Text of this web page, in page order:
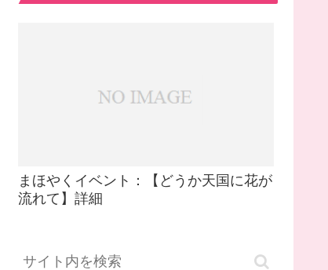
まほやくイベント：【どうか天国に花が
流れて】詳細